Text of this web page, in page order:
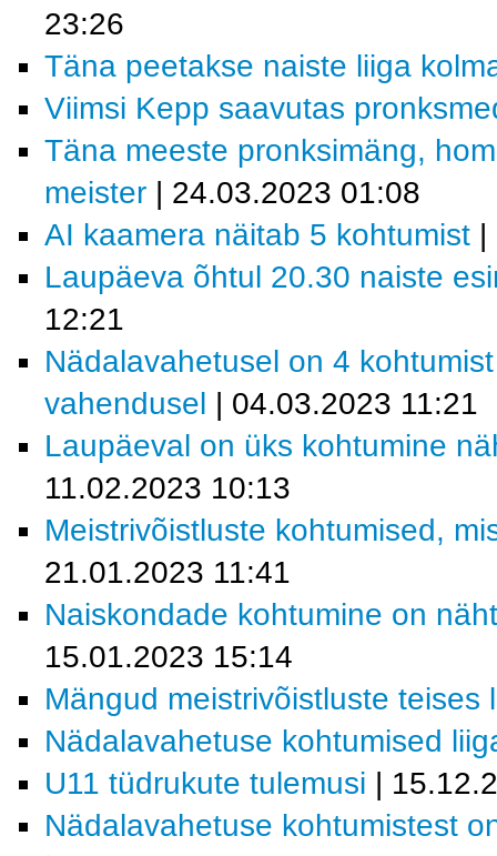
23:26
Täna peetakse naiste liiga
Viimsi Kepp saavutas
Täna meeste pronksimäng,
meister | 24.03.2023 01:08
AI kaamera näitab 5 kohtumist |
Laupäeva õhtul 20.30 naiste
12:21
Nädalavahetusel on 4
vahendusel | 04.03.2023 11:21
Laupäeval on üks kohtumine
11.02.2023 10:13
Meistrivõistluste kohtumised,
21.01.2023 11:41
Naiskondade kohtumine on
15.01.2023 15:14
Mängud meistrivõistluste teises
Nädalavahetuse kohtumised
U11 tüdrukute tulemusi |
Nädalavahetuse kohtumistest